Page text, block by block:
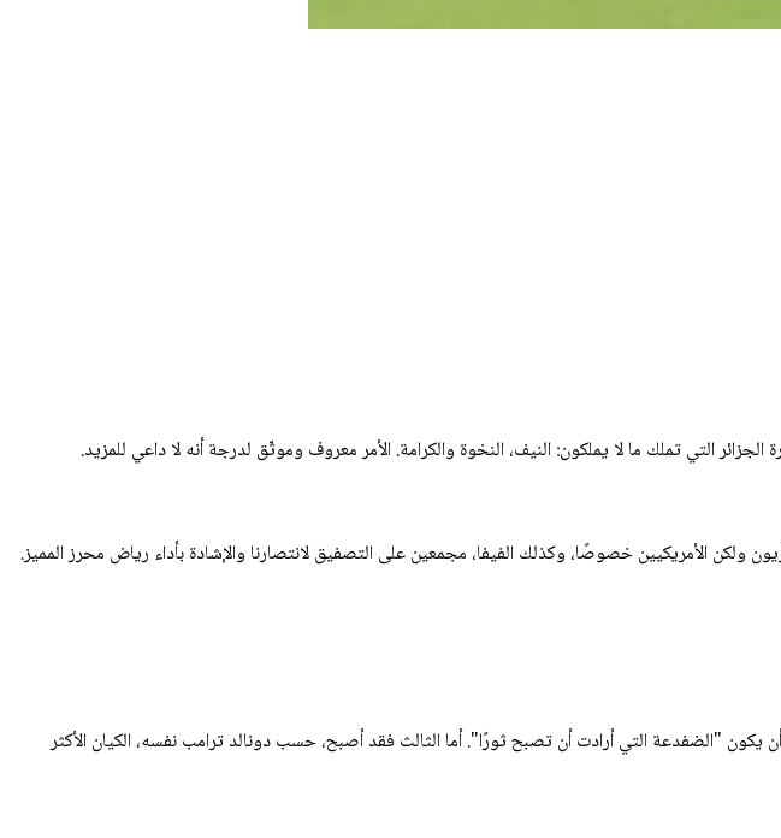
التي تملك ما لا يملكون: النيف، النخوة والكرامة. الأمر معروف وموثّق لدرجة أنه لا داعي للمزيد.
لورانس، والمشجعون الجزائريون ولكن الأمريكيين خصوصًا، وكذلك الفيفا، مجمعين على التصفيق لانتصارنا والإشادة بأداء رياض محرز المميز.
"الضفدعة التي أرادت أن تصبح ثورًا". أما الثالث فقد أصبح، حسب دونالد ترامب نفسه، الكيان الأكثر